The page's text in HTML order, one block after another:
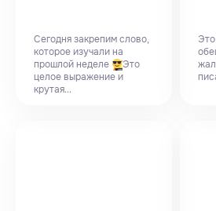
Сегодня закрепим слово,
которое изучали на
прошлой неделе
Это
целое выражение и
крутая...